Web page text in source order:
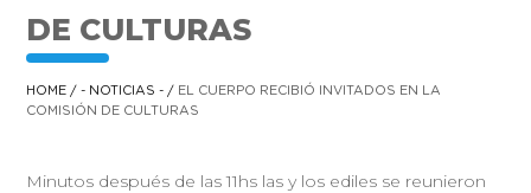
DE CULTURAS
HOME /- NOTICIAS - / EL CUERPO RECIBIÓ INVITADOS EN LA
COMISIÓN DE CULTURAS
Minutos después de las 11hs las y los ediles se reunieron